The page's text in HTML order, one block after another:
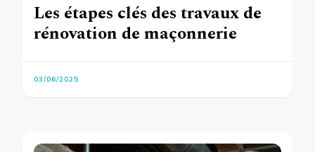
Les étapes clés des travaux de
rénovation de maçonnerie
03/06/2025